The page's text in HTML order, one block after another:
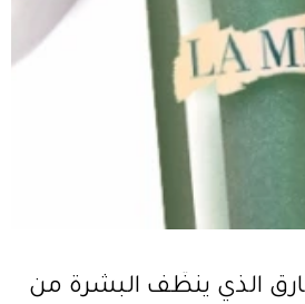
الذي ينظّف البشرة من